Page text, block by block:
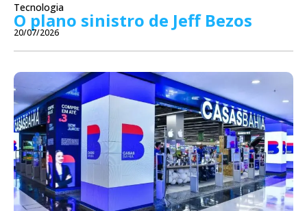
Tecnologia
O plano sinistro de Jeff Bezos
20/07/2026